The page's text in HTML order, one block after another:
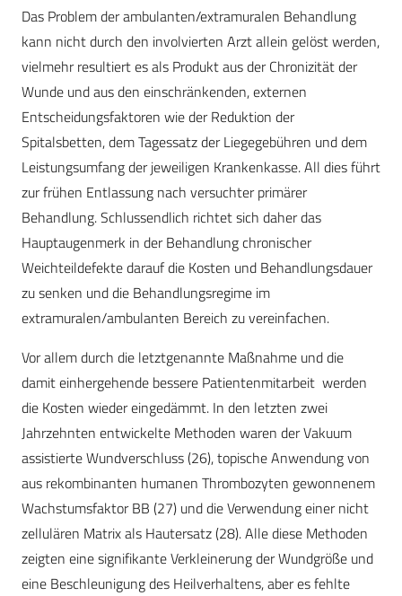
Das Problem der ambulanten/extramuralen Behandlung
kann nicht durch den involvierten Arzt allein gelöst werden,
vielmehr resultiert es als Produkt aus der Chronizität der
Wunde und aus den einschränkenden, externen
Entscheidungsfaktoren wie der Reduktion der
Spitalsbetten, dem Tagessatz der Liegegebühren und dem
Leistungsumfang der jeweiligen Krankenkasse. All dies führt
zur frühen Entlassung nach versuchter primärer
Behandlung. Schlussendlich richtet sich daher das
Hauptaugenmerk in der Behandlung chronischer
Weichteildefekte darauf die Kosten und Behandlungsdauer
zu senken und die Behandlungsregime im
extramuralen/ambulanten Bereich zu vereinfachen.
Vor allem durch die letztgenannte Maßnahme und die
damit einhergehende bessere Patientenmitarbeit werden
die Kosten wieder eingedämmt. In den letzten zwei
Jahrzehnten entwickelte Methoden waren der Vakuum
assistierte Wundverschluss (26), topische Anwendung von
aus rekombinanten humanen Thrombozyten gewonnenem
Wachstumsfaktor BB (27) und die Verwendung einer nicht
zellulären Matrix als Hautersatz (28). Alle diese Methoden
zeigten eine signifikante Verkleinerung der Wundgröße und
eine Beschleunigung des Heilverhaltens, aber es fehlte